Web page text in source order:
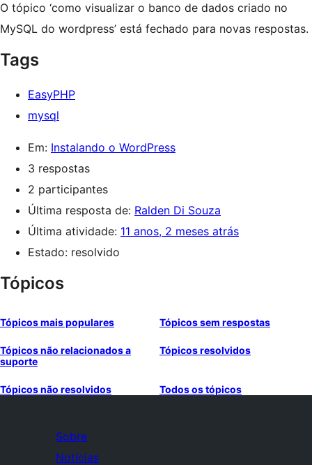
O tópico ‘como visualizar o banco de dados criado no
MySQL do wordpress’ está fechado para novas respostas.
Tags
EasyPHP
mysql
Em: Instalando o WordPress
3 respostas
2 participantes
Última resposta de: Ralden Di Souza
Última atividade: 11 anos, 2 meses atrás
Estado: resolvido
Tópicos
Tópicos mais populares Tópicos sem respostas
Tópicos não relacionados a
suporte
Tópicos resolvidos
Tópicos não resolvidos Todos os tópicos
Sobre
Notícias